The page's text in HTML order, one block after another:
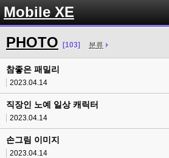
Mobile XE
PHOTO [103] 분류
참좋은 패밀리
2023.04.14
직장인 노예 일상 캐릭터
2023.04.14
손그림 이미지
2023.04.14